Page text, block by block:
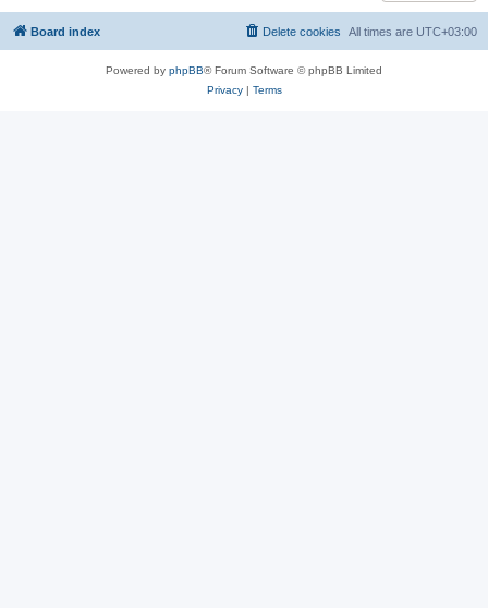
Board index All times are UTC+03:00
Delete cookies
Powered by phpBB® Forum Software © phpBB Limited
Privacy| Terms